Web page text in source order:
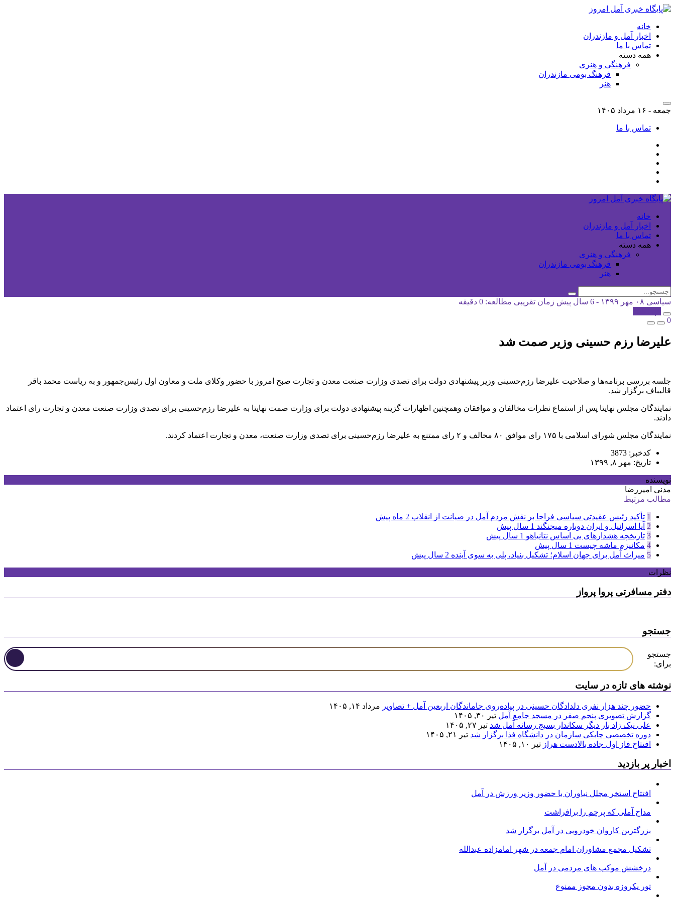
خانه
اخبار آمل و مازندران
تماس با ما
همه دسته
فرهنگی و هنری
فرهنگ بومی مازندران
هنر
جمعه - ۱۶ مرداد ۱۴۰۵
تماس با ما
خانه
اخبار آمل و مازندران
تماس با ما
همه دسته
فرهنگی و هنری
فرهنگ بومی مازندران
هنر
سیاسی ۰۸ مهر ۱۳۹۹ - 6 سال پیش
زمان تقریبی مطالعه: 0 دقیقه
0
علیرضا رزم حسینی وزیر صمت شد
جلسه بررسی برنامه‌ها و صلاحیت علیرضا رزم‌حسینی وزیر پیشنهادی دولت برای تصدی وزارت صنعت معدن و تجارت صبح امروز با حضور وکلای ملت و معاون اول رئیس‌جمهور و به ریاست محمد باقر
قالیباف برگزار شد.
نمایندگان مجلس نهایتا پس از استماع نظرات مخالفان و موافقان وهمچنین اظهارات گزینه پیشنهادی دولت برای وزارت صمت نهایتا به علیرضا رزم‌حسینی برای تصدی وزارت صنعت معدن و تجارت رای اعتماد
دادند.
نمایندگان مجلس شورای اسلامی با ۱۷۵ رای موافق ۸۰ مخالف و ۲ رای ممتنع به علیرضا رزم‌حسینی برای تصدی وزارت صنعت، معدن و تجارت اعتماد کردند.
کدخبر: 3873
تاریخ: مهر ۸, ۱۳۹۹
نویسنده
مدنی امیررضا
مطالب مرتبط
1 تأکید رئیس عقیدتی سیاسی فراجا بر نقش مردم آمل در صیانت از انقلاب 2 ماه پیش
2 آیا اسرائیل و ایران دوباره میجنگند 1 سال پیش
3 تاریخچه هشدارهای بی اساس نتانیاهو 1 سال پیش
4 مکانیزم ماشه چیست 1 سال پیش
5 میراث آمل برای جهان اسلام؛ تشکیل بنیاد، پلی به سوی آینده 2 سال پیش
نظرات
دفتر مسافرتی پروا پرواز
جستجو
جستجو
برای:
نوشته های تازه در سایت
حضور چند هزار نفری دلدادگان حسینی در پیاده‌روی جاماندگان اربعین آمل + تصاویر مرداد ۱۴, ۱۴۰۵
گزارش تصویری پنجم صفر در مسجد جامع آمل تیر ۳۰, ۱۴۰۵
علی نیک زاد بار دیگر سکاندار بسیج رسانه آمل شد تیر ۲۷, ۱۴۰۵
دوره تخصصی چابکی سازمان در دانشگاه فذا برگزار شد تیر ۲۱, ۱۴۰۵
افتتاح فاز اول جاده بالادست هراز تیر ۱۰, ۱۴۰۵
اخبار پر بازدید
افتتاح استخر مجلل نیاوران با حضور وزیر ورزش در آمل
مداح آملی که پرچم را برافراشت
بزرگترین کاروان خودرویی در آمل برگزار شد
تشکیل مجمع مشاوران امام جمعه در شهر امامزاده عبدالله
درخشش موکب های مردمی در آمل
تور یکروزه بدون مجوز ممنوع